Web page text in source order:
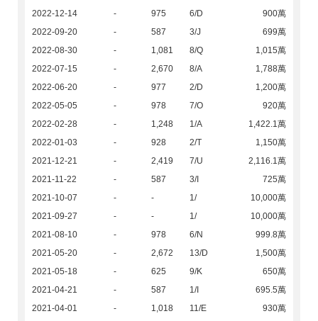
2022-12-14
- 975 6/D
900萬
2022-09-20
- 587 3/J
699萬
2022-08-30
- 1,081 8/Q
1,015萬
2022-07-15
- 2,670 8/A
1,788萬
2022-06-20
- 977 2/D
1,200萬
2022-05-05
- 978 7/O
920萬
2022-02-28
- 1,248 1/A
1,422.1萬
2022-01-03
- 928 2/T
1,150萬
2021-12-21
- 2,419 7/U
2,116.1萬
2021-11-22
- 587 3/I
725萬
2021-10-07
- - 1/
10,000萬
2021-09-27
- - 1/
10,000萬
2021-08-10
- 978 6/N
999.8萬
2021-05-20
- 2,672 13/D
1,500萬
2021-05-18
- 625 9/K
650萬
2021-04-21
- 587 1/I
695.5萬
2021-04-01
- 1,018 11/E
930萬